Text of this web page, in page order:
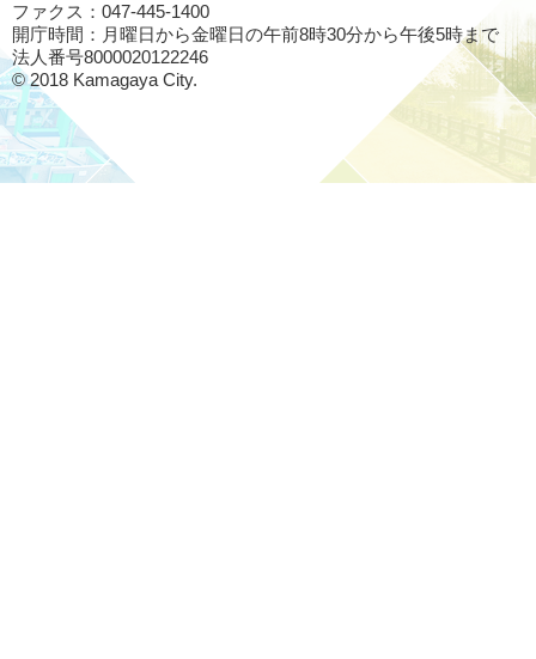
ファクス：047-445-1400
開庁時間：月曜日から金曜日の午前8時30分から午後5時まで
法人番号8000020122246
© 2018 Kamagaya City.